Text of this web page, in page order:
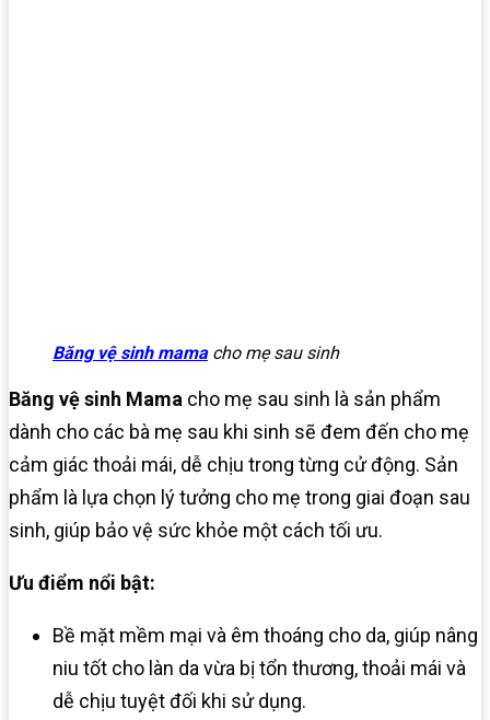
Băng vệ sinh mamacho mẹ sau sinh
Băng vệ sinh Mama cho mẹ sau sinh là sản phẩm
dành cho các bà mẹ sau khi sinh sẽ đem đến cho mẹ
cảm giác thoải mái, dễ chịu trong từng cử động. Sản
phẩm là lựa chọn lý tưởng cho mẹ trong giai đoạn sau
sinh, giúp bảo vệ sức khỏe một cách tối ưu.
Ưu điểm nổi bật:
Bề mặt mềm mại và êm thoáng cho da, giúp nâng
niu tốt cho làn da vừa bị tổn thương, thoải mái và
dễ chịu tuyệt đối khi sử dụng.